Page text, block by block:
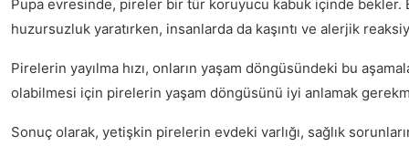
Pupa evresinde, pireler bir tür koruyucu kabuk içinde bekler.
huzursuzluk yaratırken, insanlarda da kaşıntı ve alerjik
Pirelerin yayılma hızı, onların yaşam döngüsündeki bu
olabilmesi için pirelerin yaşam döngüsünü iyi anlamak
Sonuç olarak, yetişkin pirelerin evdeki varlığı, sağlık